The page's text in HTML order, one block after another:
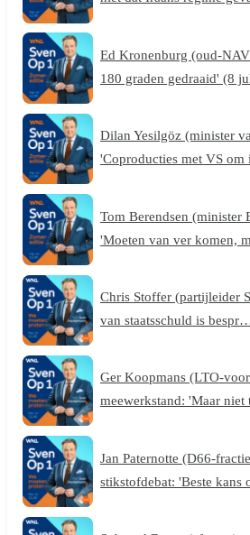
Ed Kronenburg (oud-
180 graden gedraaid' (8
Dilan Yesilgöz (minister
'Coproducties met VS
Tom Berendsen (minister
'Moeten van ver komen,
Chris Stoffer (partijleider
van staatsschuld is
Ger Koopmans (LTO-
meewerkstand: 'Maar
Jan Paternotte (D66-
stikstofdebat: 'Beste